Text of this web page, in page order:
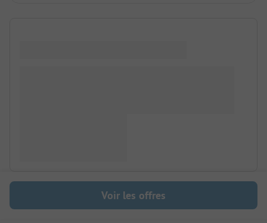
Voir les offres